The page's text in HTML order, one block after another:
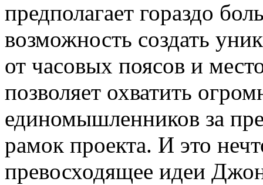
предполагает гораздо
возможность создать
от часовых поясов и
позволяет охватить
единомышленников за
рамок проекта. И это
превосходящее идеи